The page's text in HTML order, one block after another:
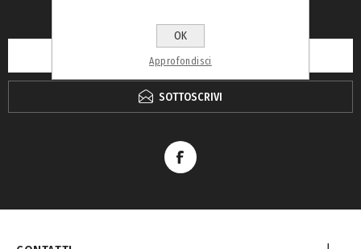
SOTTOSCRIVI
OK
Approfondisci